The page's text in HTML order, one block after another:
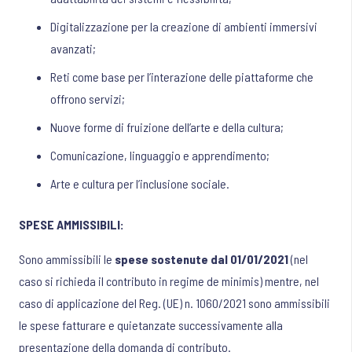
Digitalizzazione per la creazione di ambienti immersivi
avanzati;
Reti come base per l’interazione delle piattaforme che
offrono servizi;
Nuove forme di fruizione dell’arte e della cultura;
Comunicazione, linguaggio e apprendimento;
Arte e cultura per l’inclusione sociale.
SPESE AMMISSIBILI:
Sono ammissibili le spese sostenute dal 01/01/2021(nel
caso si richieda il contributo in regime de minimis) mentre, nel
caso di applicazione del Reg. (UE) n. 1060/2021 sono ammissibili
le spese fatturare e quietanzate successivamente alla
presentazione della domanda di contributo.